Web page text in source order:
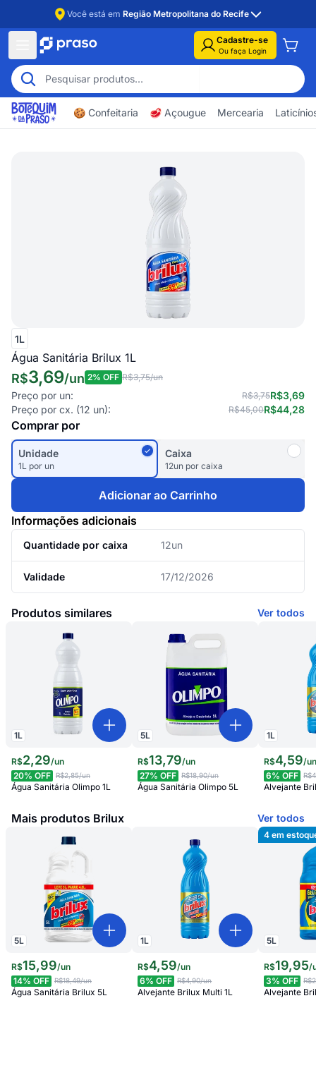
Você está em Região Metropolitana do Recife
Cadastre-se
Ou faça Login
🍪 Confeitaria 🥩 Açougue Mercearia
Informações adicionais
Quantidade por caixa 12un
Validade 17/12/2026
1L
Água Sanitária Brilux 1L
R$3,69/un 2% OFF R$3,75/un
Preço por un: R$3,75R$3,69
Preço por cx. (12 un): R$45,00R$44,28
Comprar por
Unidade
1L por un
Caixa
12un por caixa
Adicionar ao Carrinho
Produtos similares Ver todos
1L
R$2,29/un
20% OFF R$2,85/un
Água Sanitária Olimpo 1L
5L
R$13,79/un
27% OFF R$18,90/un
Água Sanitária Olimpo 5L
1L
R$4,59/
6% OFF
Alvejante
Mais produtos Brilux Ver todos
5L
R$15,99/un
14% OFF R$18,49/un
Água Sanitária Brilux 5L
1L
R$4,59/un
6% OFF R$4,90/un
Alvejante Brilux Multi 1L
5L
4 em
R$19,95/
3% OFF
Alvejante